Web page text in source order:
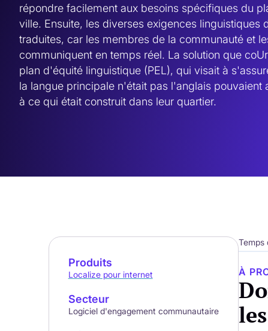
répondre facilement aux besoins spécifiques du
ville. Ensuite, les diverses exigences linguistiques
traduites, car les membres de la communauté et
communiquent en temps réel. La solution que
plan d'équité linguistique (PEL), qui visait à
la langue principale n'était pas l'anglais pouvaient
à ce qui était construit dans leur quartier.
Produits
Localize pour internet
Secteur
Logiciel d'engagement communautaire
Temps
À